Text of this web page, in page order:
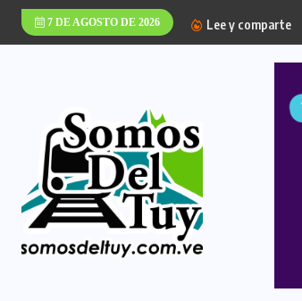
7 DE AGOSTO DE 2026 Lee y comparte